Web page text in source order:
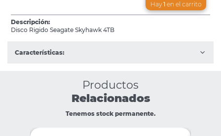
Hay 1 en el carrito
Descripción:
Disco Rigido Seagate Skyhawk 4TB
Características:
Productos
Relacionados
Tenemos stock permanente.